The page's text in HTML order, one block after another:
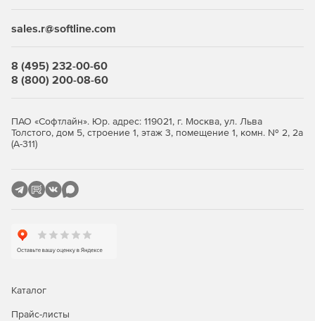
sales.r@softline.com
8 (495) 232-00-60
8 (800) 200-08-60
ПАО «Софтлайн». Юр. адрес: 119021, г. Москва, ул. Льва
Толстого, дом 5, строение 1, этаж 3, помещение 1, комн. № 2, 2а
(А-311)
Каталог
Прайс-листы